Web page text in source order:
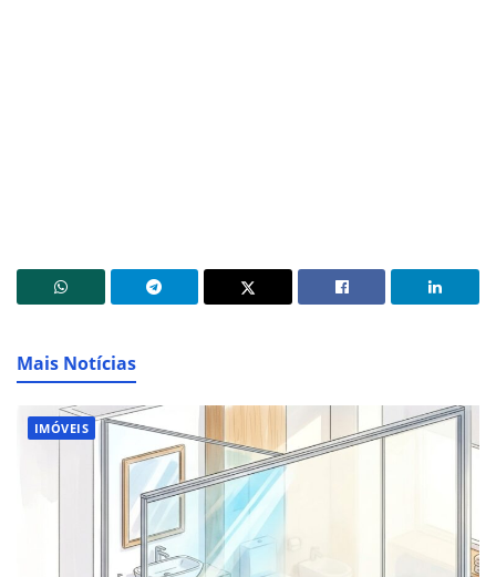
Mais Notícias
IMÓVEIS